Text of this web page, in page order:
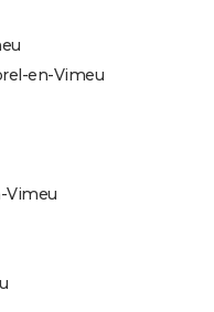
en-Vimeu
Vimeu